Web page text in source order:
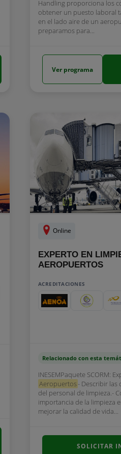
Handling proporciona los
obtener un puesto laboral
en el lado aire de un
preparamos para...
Ver programa
Online
EXPERTO EN
AEROPUERTOS
ACREDITACIONES
Relacionado con esta
INESEMPaquete SCORM:
Aeropuertos- Describir las
del personal de limpieza.-
importancia de la limpieza
mejorar la calidad de vida...
SOLICITAR